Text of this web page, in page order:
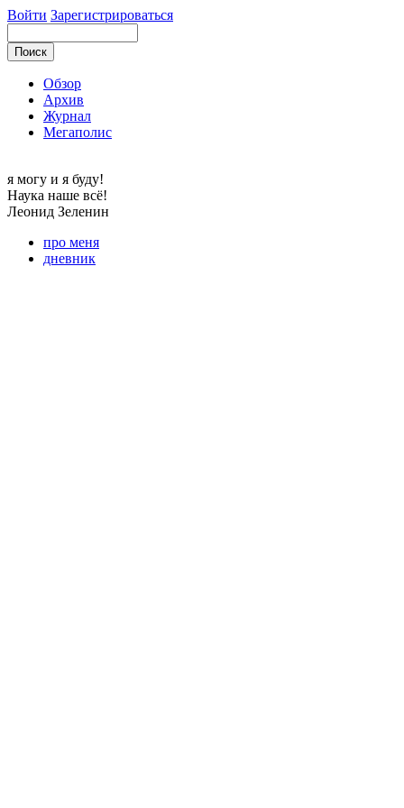
Войти Зарегистрироваться
Обзор
Архив
Журнал
Мегаполис
я могу и я буду!
Наука наше всё!
Леонид Зеленин
про меня
дневник